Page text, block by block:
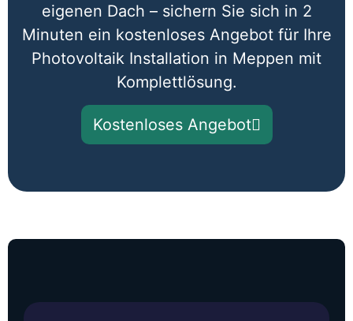
eigenen Dach – sichern Sie sich in 2
Minuten ein kostenloses Angebot für Ihre
Photovoltaik Installation in Meppen mit
Komplettlösung.
Kostenloses Angebot